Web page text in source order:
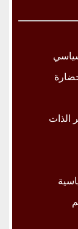
الذات